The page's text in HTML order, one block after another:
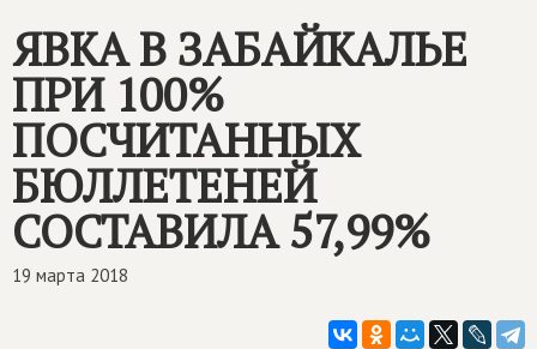
Контакты
ЯВКА В ЗАБАЙКАЛЬЕ
ПРИ 100%
ПОСЧИТАННЫХ
БЮЛЛЕТЕНЕЙ
СОСТАВИЛА 57,99%
19 марта 2018